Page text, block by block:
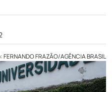
FERNANDO FRAZÃO/AGÊNCIA BRASIL